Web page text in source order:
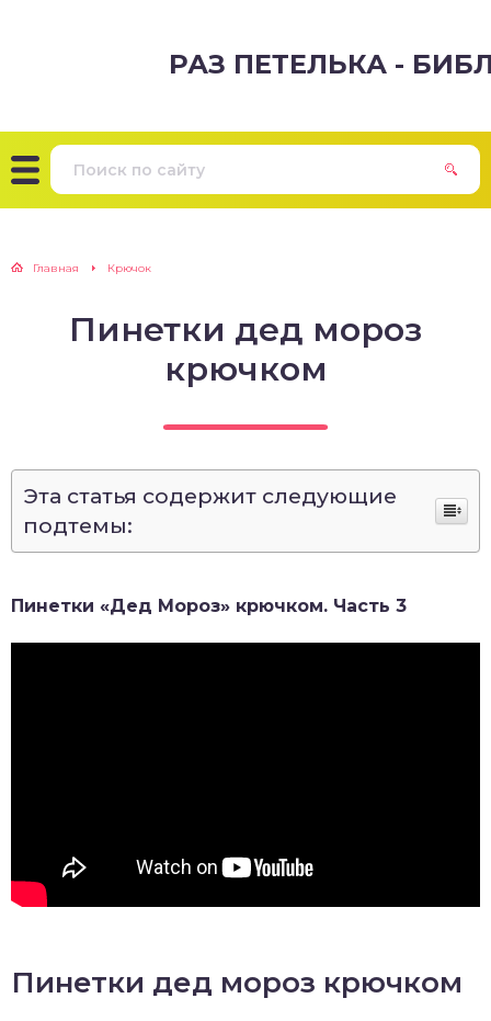
РАЗ ПЕТЕЛЬКА -
Главная Крючок
Пинетки дед мороз
крючком
Эта статья содержит следующие
подтемы:
Пинетки «Дед Мороз» крючком. Часть 3
Пинетки дед мороз крючком